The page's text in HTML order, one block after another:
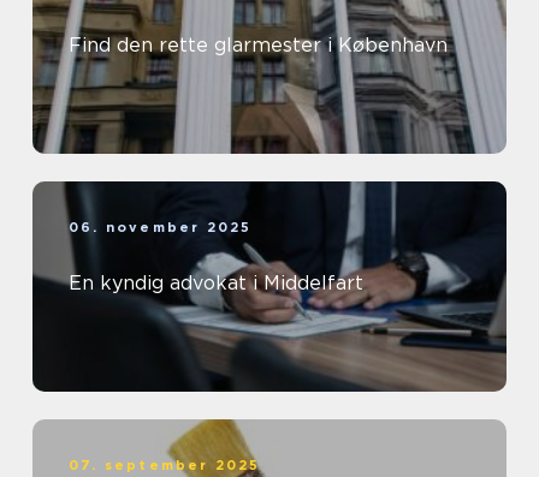
Find den rette glarmester i København
06. november 2025
En kyndig advokat i Middelfart
07. september 2025